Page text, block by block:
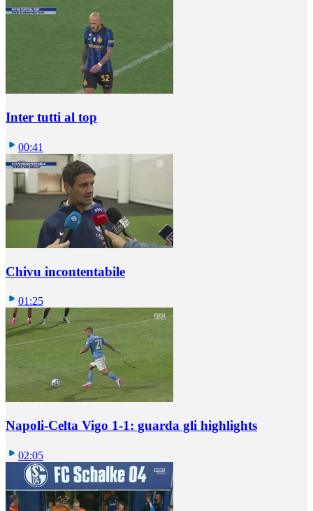
Inter tutti al top
00:41
Chivu incontentabile
01:25
Napoli-Celta Vigo 1-1: guarda gli highlights
02:05